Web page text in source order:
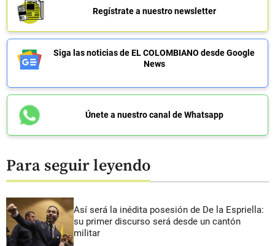
Regístrate a nuestro newsletter
Siga las noticias de EL COLOMBIANO desde Google
News
Únete a nuestro canal de Whatsapp
Para seguir leyendo
Así será la inédita posesión de De la Espriella:
su primer discurso será desde un cantón
militar